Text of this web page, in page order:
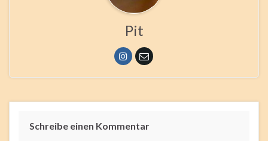
Pit
Schreibe einen Kommentar